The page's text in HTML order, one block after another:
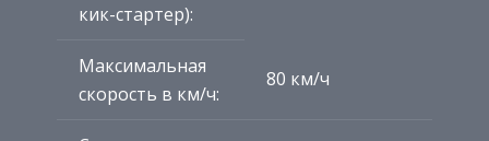
кик-стартер):
Максимальная
скорость в км/ч:
80 км/ч